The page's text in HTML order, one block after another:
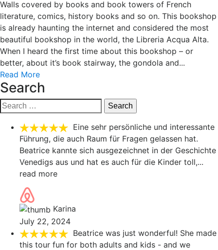
Walls covered by books and book towers of French
literature, comics, history books and so on. This bookshop
is already haunting the internet and considered the most
beautiful bookshop in the world, the Libreria Acqua Alta.
When I heard the first time about this bookshop – or
better, about it’s book stairway, the gondola and...
Read More
Search
Search
for:
Eine sehr persönliche und interessante
Führung, die auch Raum für Fragen gelassen hat.
Beatrice kannte sich ausgezeichnet in der Geschichte
Venedigs aus und hat es auch für die Kinder toll,...
read more
Karina
July 22, 2024
Beatrice was just wonderful! She made
this tour fun for both adults and kids - and we